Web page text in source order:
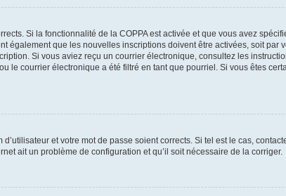
Si la fonctionnalité de la COPPA est activée et que vous avez
également que les nouvelles inscriptions doivent être activées, soit par
Si vous aviez reçu un courrier électronique, consultez les
le courrier électronique a été filtré en tant que pourriel. Si vous êtes
et votre mot de passe soient corrects. Si tel est le cas,
ait un problème de configuration et qu’il soit nécessaire de la corriger.